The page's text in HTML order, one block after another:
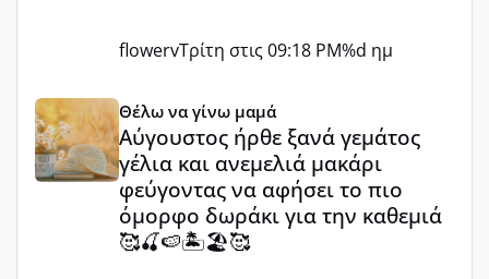
flowervΤρίτη στις 09:18 PM%d ημ
Αύγουστος ήρθε ξανά γεμάτος γέλια και ανεμελιά
Θέλω να γίνω μαμά
Αύγουστος ήρθε ξανά γεμάτος
γέλια και ανεμελιά μακάρι
φεύγοντας να αφήσει το πιο
όμορφο δωράκι για την καθεμιά
🥰🍒🍉🏝️🏖️🥰